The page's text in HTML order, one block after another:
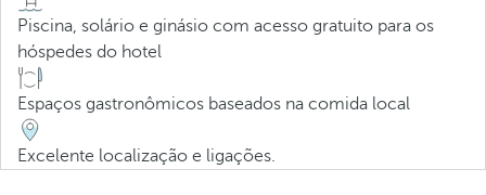
Piscina, solário e ginásio com acesso gratuito para os
hóspedes do hotel
Espaços gastronômicos baseados na comida local
Excelente localização e ligações.